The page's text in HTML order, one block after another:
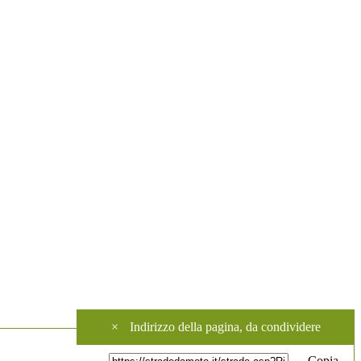
× Indirizzo della pagina, da condividere